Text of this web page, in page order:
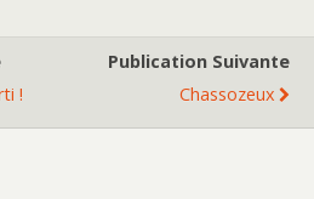
!
Publication Suivante
Chassozeux